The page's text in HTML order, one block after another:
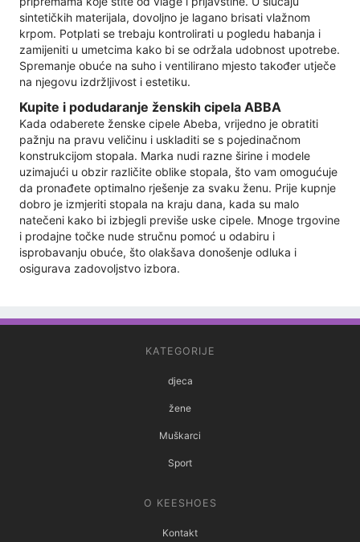
sintetičkih materijala, dovoljno je lagano brisati vlažnom
krpom. Potplati se trebaju kontrolirati u pogledu habanja i
zamijeniti u umetcima kako bi se održala udobnost upotrebe.
Spremanje obuće na suho i ventilirano mjesto također utječe
na njegovu izdržljivost i estetiku.
Kupite i podudaranje ženskih cipela ABBA
Kada odaberete ženske cipele Abeba, vrijedno je obratiti
pažnju na pravu veličinu i uskladiti se s pojedinačnom
konstrukcijom stopala. Marka nudi razne širine i modele
uzimajući u obzir različite oblike stopala, što vam omogućuje
da pronađete optimalno rješenje za svaku ženu. Prije kupnje
dobro je izmjeriti stopala na kraju dana, kada su malo
natečeni kako bi izbjegli previše uske cipele. Mnoge trgovine
i prodajne točke nude stručnu pomoć u odabiru i
isprobavanju obuće, što olakšava donošenje odluka i
osigurava zadovoljstvo izbora.
KATEGORIJE
djeca
žene
Muškarci
Sport
O KEESHOES
Kontakt